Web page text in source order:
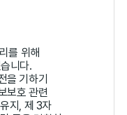
를 위해
니다.
을 기하기
보호 관련
지, 제 3자